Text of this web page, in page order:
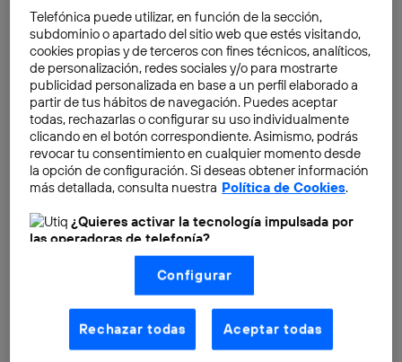
Telefónica puede utilizar, en función de la sección,
subdominio o apartado del sitio web que estés visitando,
cookies propias y de terceros con fines técnicos, analíticos,
de personalización, redes sociales y/o para mostrarte
publicidad personalizada en base a un perfil elaborado a
partir de tus hábitos de navegación. Puedes aceptar
todas, rechazarlas o configurar su uso individualmente
clicando en el botón correspondiente. Asimismo, podrás
revocar tu consentimiento en cualquier momento desde
la opción de configuración. Si deseas obtener información
más detallada, consulta nuestra Política de Cookies.
¿Quieres activar la tecnología impulsada por
las operadoras de telefonía?
Nosotros, Telefónica S.A., utilizamos la tecnología Utiq para
realizar nuestras acciones de marketing digital o análisis
(como se describe en este aviso de consentimiento)
basadas en tu navegación en nuestra(s) web(s)
aquí(solo cuando utilizas una conexión a
internet habilitada , proporcionada por una de las
operadoras de telefonía participantes, y otorgas tu
Configurar
Rechazar todas Aceptar todas